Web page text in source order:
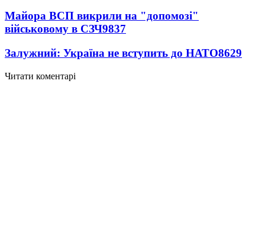
Майора ВСП викрили на "допомозі"
військовому в СЗЧ9837
Залужний: Україна не вступить до НАТО8629
Читати коментарі